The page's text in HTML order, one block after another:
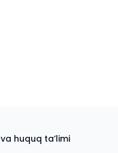
huquq taʼlimi